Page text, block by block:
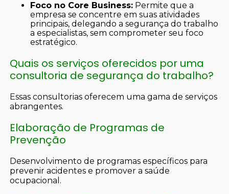
Foco no Core Business: Permite que a
empresa se concentre em suas atividades
principais, delegando a segurança do trabalho
a especialistas, sem comprometer seu foco
estratégico.
Quais os serviços oferecidos por uma
consultoria de segurança do trabalho?
Essas consultorias oferecem uma gama de serviços
abrangentes.
Elaboração de Programas de
Prevenção
Desenvolvimento de programas específicos para
prevenir acidentes e promover a saúde
ocupacional.